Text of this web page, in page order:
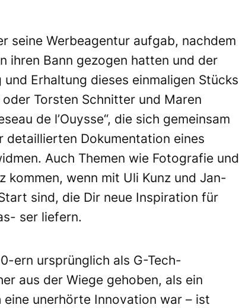
seine Werbeagentur aufgab, nachdem
ihren Bann gezogen hatten und der
Erhaltung dieses einmaligen Stücks
Torsten Schnitter und Maren
de l’Ouysse“, die sich gemeinsam
detaillierten Dokumentation eines
Auch Themen wie Fotografie und
wenn mit Uli Kunz und Jan-
sind, die Dir neue Inspiration für
ser liefern.
ern ursprünglich als G-Tech-
aus der Wiege gehoben, als ein
unerhörte Innovation war – ist